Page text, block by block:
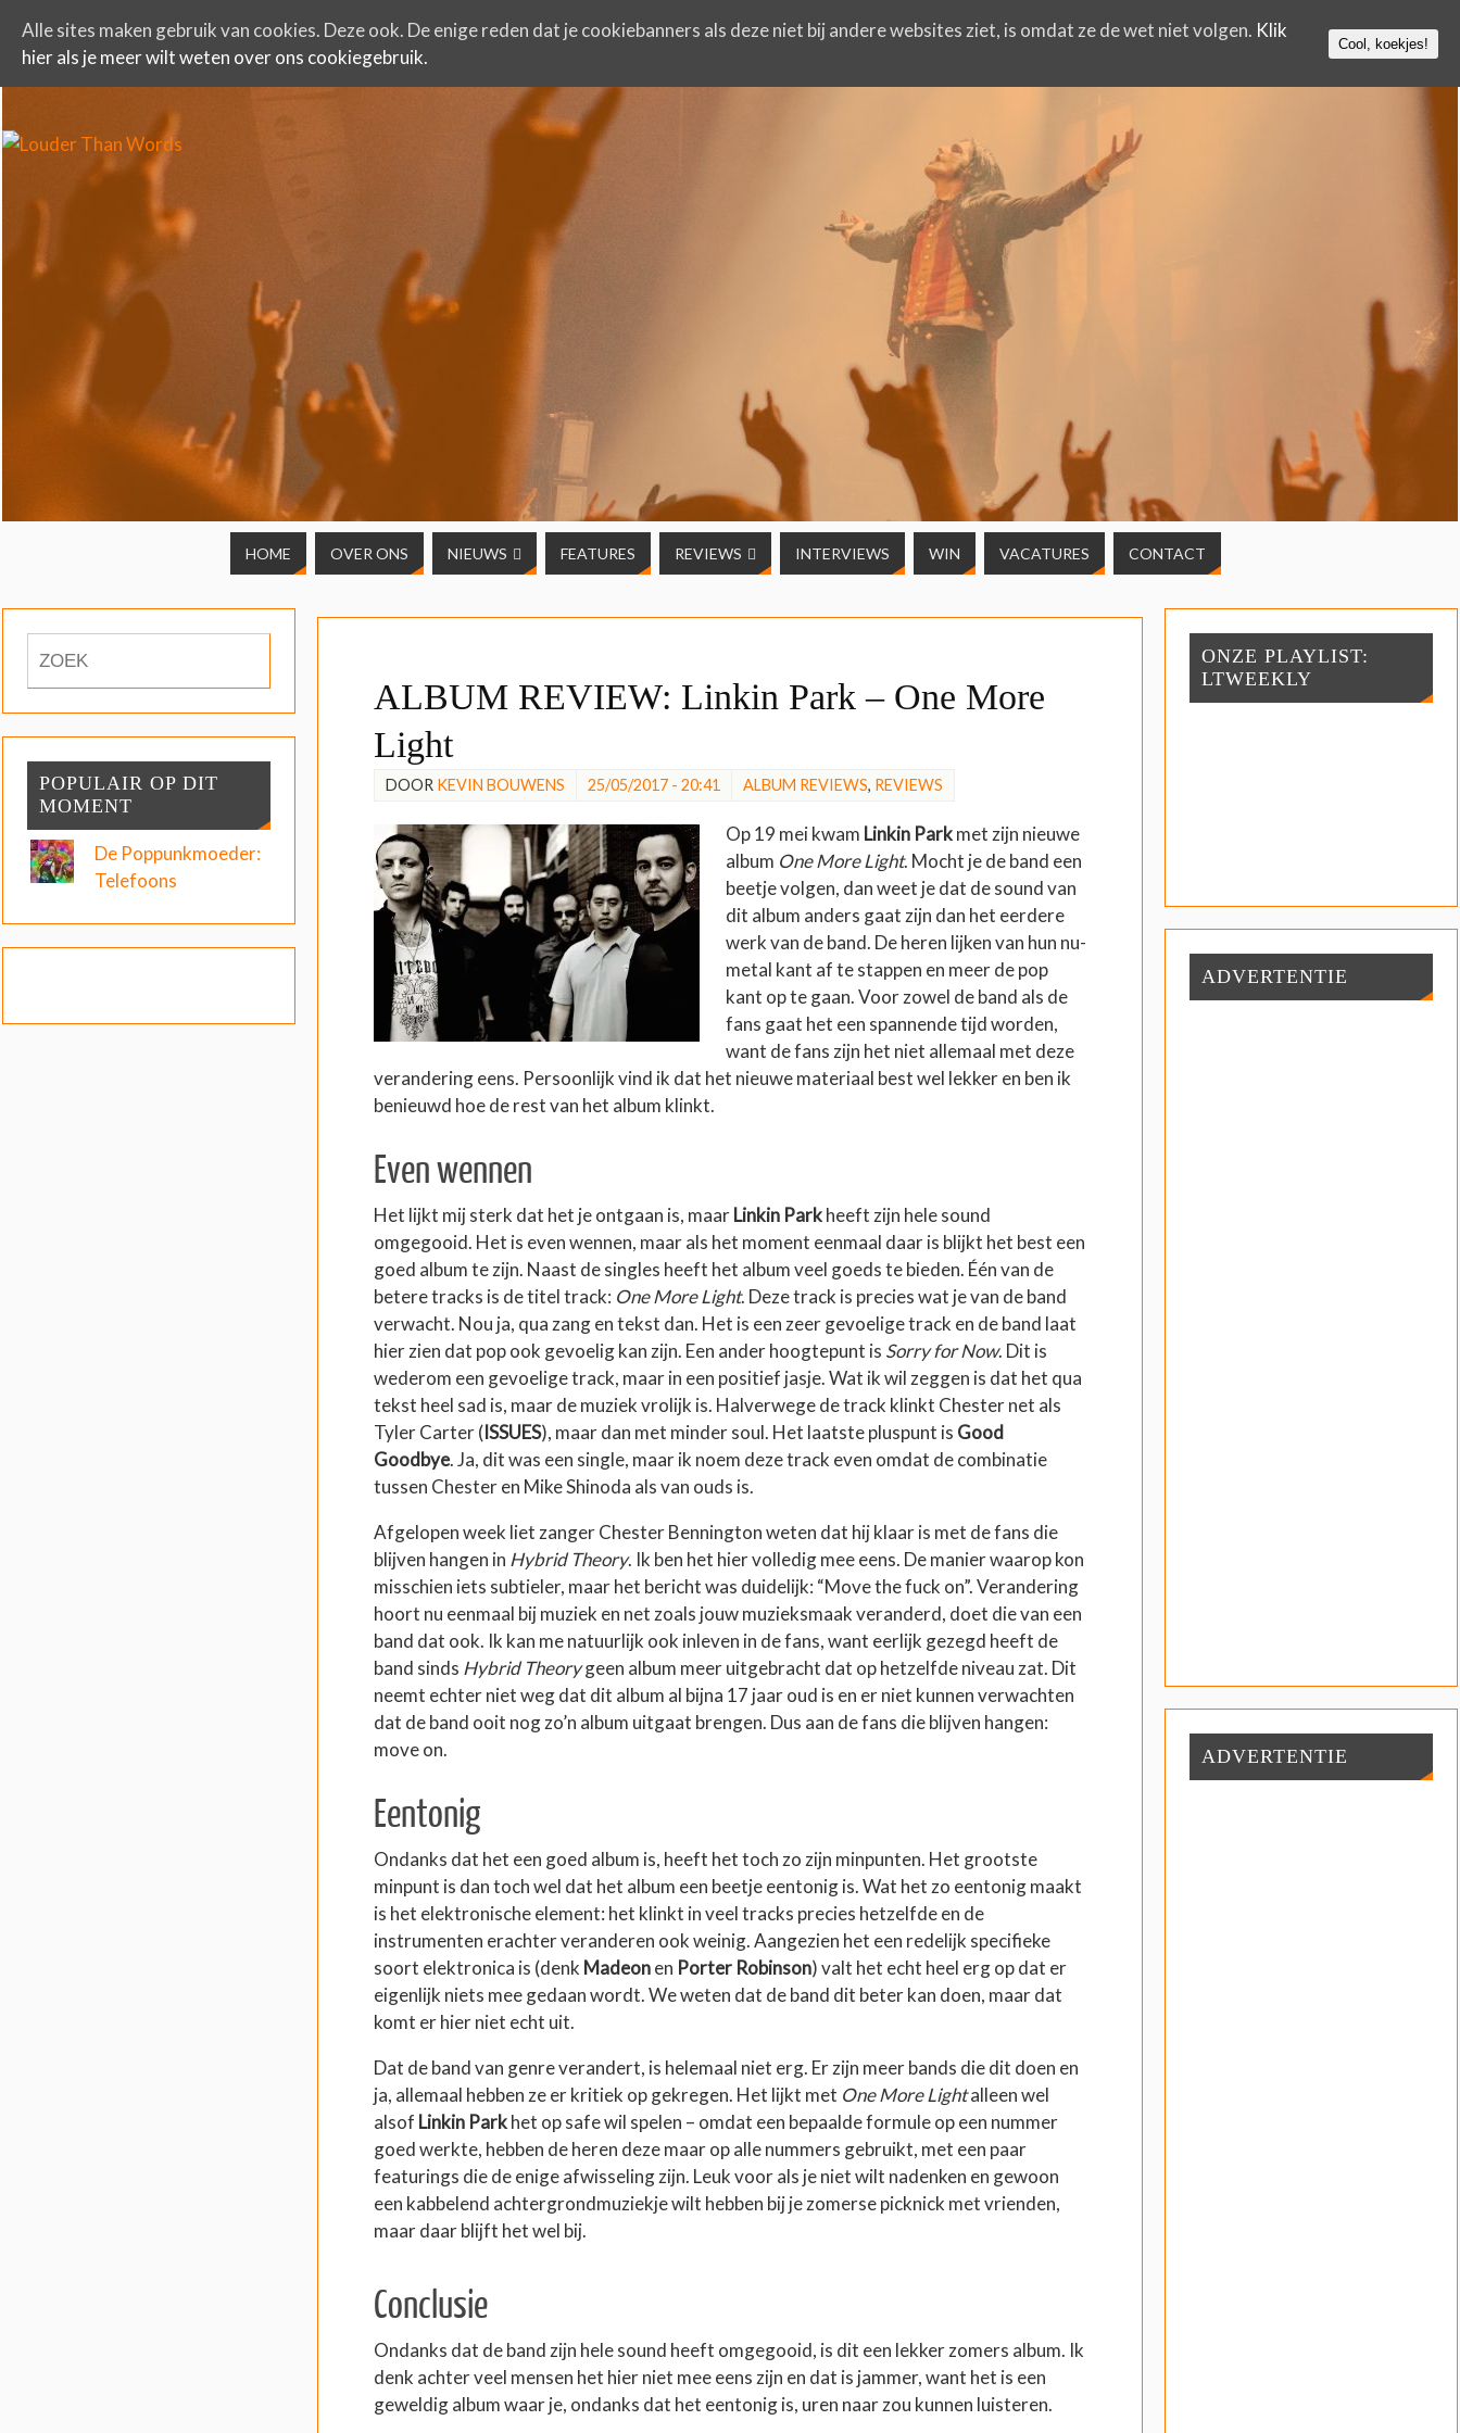
HOME OVER ONS NIEUWS FEATURES REVIEWS INTERVIEWS WIN VACATURES CONTACT
ALBUM REVIEW: Linkin Park – One More
Light
DOOR KEVIN BOUWENS 25/05/2017 - 20:41 ALBUM REVIEWS, REVIEWS
Op 19 mei kwam Linkin Parkmet zijn nieuwe
album One More Light. Mocht je de band een
beetje volgen, dan weet je dat de sound van
dit album anders gaat zijn dan het eerdere
werk van de band. De heren lijken van hun nu-
metal kant af te stappen en meer de pop
kant op te gaan. Voor zowel de band als de
fans gaat het een spannende tijd worden,
want de fans zijn het niet allemaal met deze
verandering eens. Persoonlijk vind ik dat het nieuwe materiaal best wel lekker en ben ik
benieuwd hoe de rest van het album klinkt.
Even wennen
Het lijkt mij sterk dat het je ontgaan is, maarLinkin Parkheeft zijn hele sound
omgegooid. Het is even wennen, maar als het moment eenmaal daar is blijkt het best een
goed album te zijn. Naast de singles heeft het album veel goeds te bieden. Één van de
betere tracks is de titel track: One More Light. Deze track is precies wat je van de band
verwacht. Nou ja, qua zang en tekst dan. Het is een zeer gevoelige track en de band laat
hier zien dat pop ook gevoelig kan zijn. Een ander hoogtepunt is Sorry for Now. Dit is
wederom een gevoelige track, maar in een positief jasje. Wat ik wil zeggen is dat het qua
tekst heel sad is, maar de muziek vrolijk is. Halverwege de track klinkt Chester net als
Tyler Carter (ISSUES), maar dan met minder soul. Het laatste pluspunt is Good
Goodbye. Ja, dit was een single, maar ik noem deze track even omdat de combinatie
tussen Chester en Mike Shinoda als van ouds is.
Afgelopen week liet zanger Chester Bennington weten dat hij klaar is met de fans die
blijven hangen in Hybrid Theory. Ik ben het hier volledig mee eens. De manier waarop kon
misschien iets subtieler, maar het bericht was duidelijk: “Move the fuck on”. Verandering
hoort nu eenmaal bij muziek en net zoals jouw muzieksmaak veranderd, doet die van een
band dat ook. Ik kan me natuurlijk ook inleven in de fans, want eerlijk gezegd heeft de
band sinds Hybrid Theorygeen album meer uitgebracht dat op hetzelfde niveau zat. Dit
neemt echter niet weg dat dit album al bijna 17 jaar oud is en er niet kunnen verwachten
dat de band ooit nog zo’n album uitgaat brengen. Dus aan de fans die blijven hangen:
move on.
Eentonig
Ondanks dat het een goed album is, heeft het toch zo zijn minpunten. Het grootste
minpunt is dan toch wel dat het album een beetje eentonig is. Wat het zo eentonig maakt
is het elektronische element: het klinkt in veel tracks precies hetzelfde en de
instrumenten erachter veranderen ook weinig. Aangezien het een redelijk specifieke
soort elektronica is (denk Madeonen Porter Robinson) valt het echt heel erg op dat er
eigenlijk niets mee gedaan wordt. We weten dat de band dit beter kan doen, maar dat
komt er hier niet echt uit.
Dat de band van genre verandert, is helemaal niet erg. Er zijn meer bands die dit doen en
ja, allemaal hebben ze er kritiek op gekregen. Het lijkt met One More Lightalleen wel
alsof Linkin Parkhet op safe wil spelen – omdat een bepaalde formule op een nummer
goed werkte, hebben de heren deze maar op alle nummers gebruikt, met een paar
featurings die de enige afwisseling zijn. Leuk voor als je niet wilt nadenken en gewoon
een kabbelend achtergrondmuziekje wilt hebben bij je zomerse picknick met vrienden,
maar daar blijft het wel bij.
Conclusie
Ondanks dat de band zijn hele sound heeft omgegooid, is dit een lekker zomers album. Ik
denk achter veel mensen het hier niet mee eens zijn en dat is jammer, want het is een
geweldig album waar je, ondanks dat het eentonig is, uren naar zou kunnen luisteren.
POPULAIR OP DIT
MOMENT
De Poppunkmoeder:
Telefoons
ONZE PLAYLIST:
LTWEEKLY
ADVERTENTIE
ADVERTENTIE
Alle sites maken gebruik van cookies. Deze ook. De enige reden dat je cookiebanners als deze niet bij andere websites ziet, is omdat ze de wet niet volgen. Klik
hier als je meer wilt weten over ons cookiegebruik.
Cool, koekjes!